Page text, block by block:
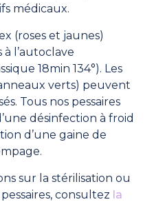
médicaux.
(roses et jaunes)
l’autoclave
18min 134°). Les
verts) peuvent
Tous nos pessaires
désinfection à froid
d’une gaine de
sur la stérilisation ou
consultez la